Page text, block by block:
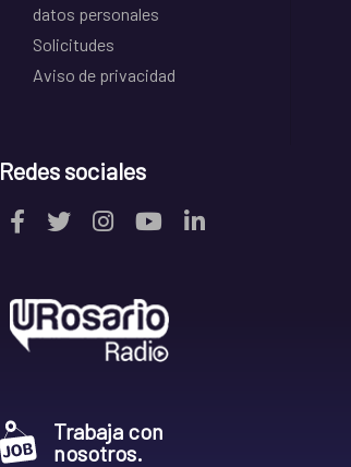
datos personales
Solicitudes
Aviso de privacidad
Redes sociales
Trabaja con
nosotros.